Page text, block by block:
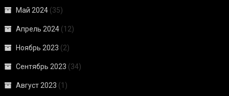
Май 2024 (35)
Апрель 2024 (12)
Ноябрь 2023 (2)
Сентябрь 2023 (34)
Август 2023 (1)